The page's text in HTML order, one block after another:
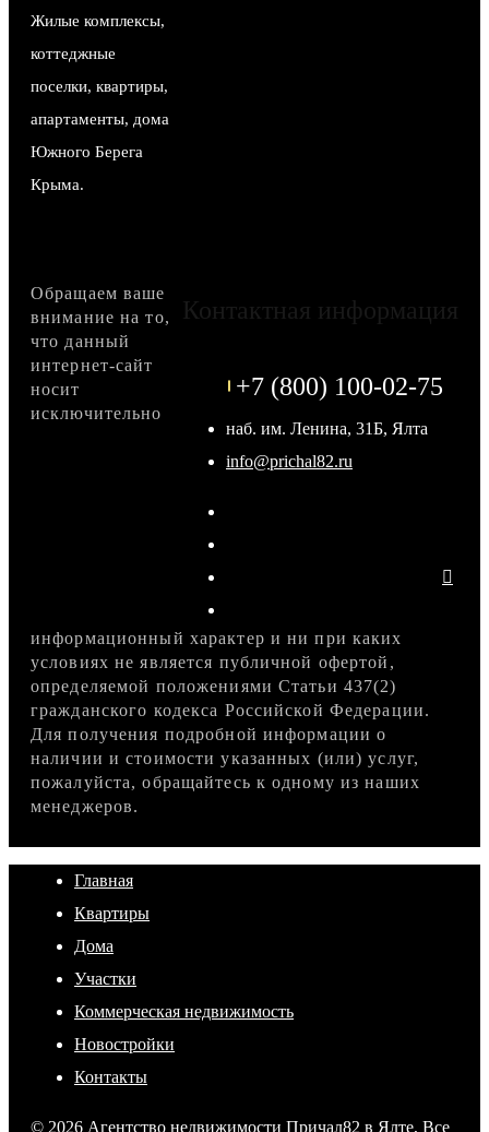
Жилые комплексы,
коттеджные
поселки, квартиры,
апартаменты, дома
Южного Берега
Крыма.
Контактная информация
+7 (800) 100-02-75
наб. им. Ленина, 31Б, Ялта
info@prichal82.ru
Обращаем ваше
внимание на то,
что данный
интернет-сайт
носит
исключительно
информационный характер и ни при каких
условиях не является публичной офертой,
определяемой положениями Статьи 437(2)
гражданского кодекса Российской Федерации.
Для получения подробной информации о
наличии и стоимости указанных (или) услуг,
пожалуйста, обращайтесь к одному из наших
менеджеров.
Главная
Квартиры
Дома
Участки
Коммерческая недвижимость
Новостройки
Контакты
© 2026 Агентство недвижимости Причал82 в Ялте, Все